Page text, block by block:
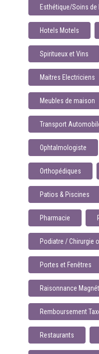
Esthétique/Soins de
Hotels Motels
Spiritueux et Vins
Maitres Electriciens
Meubles de maison
Transport
Ophtalmologiste
Orthopédiques
Patios & Piscines
Pharmacie
Podiatre / Chirurgie
Portes et Fenêtres
Raisonnance
Remboursement
Restaurants